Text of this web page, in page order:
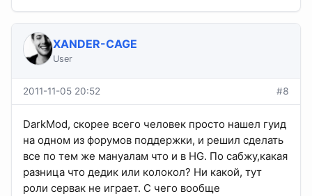
XANDER-CAGE
User
2011-11-05 20:52 #8
DarkMod, скорее всего человек просто нашел гуид
на одном из форумов поддержки, и решил сделать
все по тем же мануалам что и в HG. По сабжу,какая
разница что дедик или колокол? Ни какой, тут
роли сервак не играет. С чего вообще